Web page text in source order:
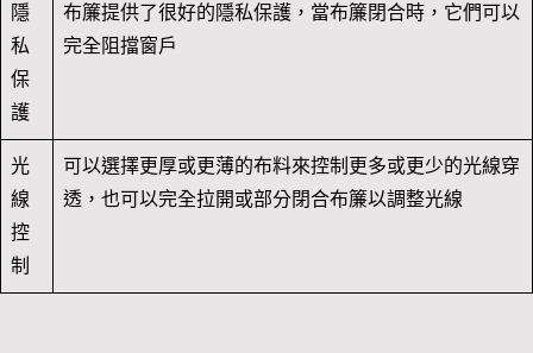
隱
私
保
護
布簾提供了很好的隱私保護，當布簾閉合時，它們可以
完全阻擋窗戶
光
線
控
制
可以選擇更厚或更薄的布料來控制更多或更少的光線穿
透，也可以完全拉開或部分閉合布簾以調整光線